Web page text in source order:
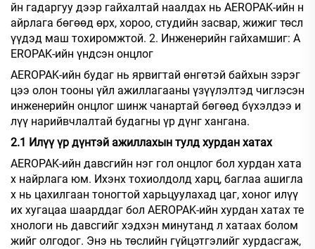
йн гадаргуу дээр гайхалтай наалдах нь AEROPAK-ийн н
айрлага бөгөөд өрх, хороо, студийн засвар, жижиг төсл
үүдэд маш тохиромжтой. 2. Инженерийн гайхамшиг: A
EROPAK-ийн үндсэн онцлог
AEROPAK-ийн будаг нь ярвигтай өнгөтэй байхын зэрэг
цээ олон тооны үйл ажиллагааны үзүүлэлтэд чиглэсэн
инженерийн онцлог шинж чанартай бөгөөд бүхэлдээ и
лүү нарийвчлалтай будагны үр дүнг хангана.
2.1 Илүү үр дүнтэй ажиллахын тулд хурдан хатах
AEROPAK-ийн давсгийн нэг гол онцлог бол хурдан хата
х найрлага юм. Ихэнх тохиолдолд харц, баглаа ашигла
х нь цахилгаан тоногтой харьцуулахад цаг, хоног илүү
их хугацаа шаарддаг бол AEROPAK-ийн хурдан хатах те
хнологи нь давсгийг хэдхэн минутанд л хатаах болом
жийг олгодог. Энэ нь төслийн гүйцэтгэлийг хурдасгаж,